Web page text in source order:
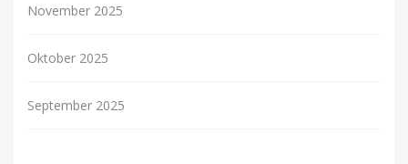
November 2025
Oktober 2025
September 2025